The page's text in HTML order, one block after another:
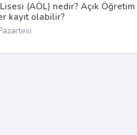
(AÖL) nedir? Açık Öğretim
kayıt olabilir?